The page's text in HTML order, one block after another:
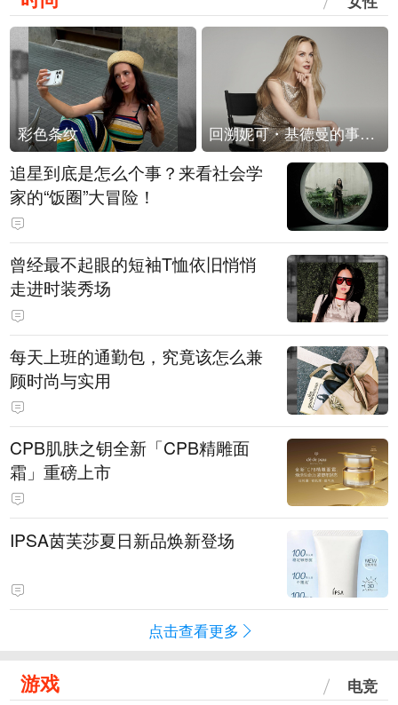
彩色条纹 回溯妮可・基德曼的事业轨迹
追星到底是怎么个事？来看社会学
家的“饭圈”大冒险！
曾经最不起眼的短袖T恤依旧悄悄
走进时装秀场
每天上班的通勤包，究竟该怎么兼
顾时尚与实用
CPB肌肤之钥全新「CPB精雕面
霜」重磅上市
IPSA茵芙莎夏日新品焕新登场
点击查看更多
游戏 电竞